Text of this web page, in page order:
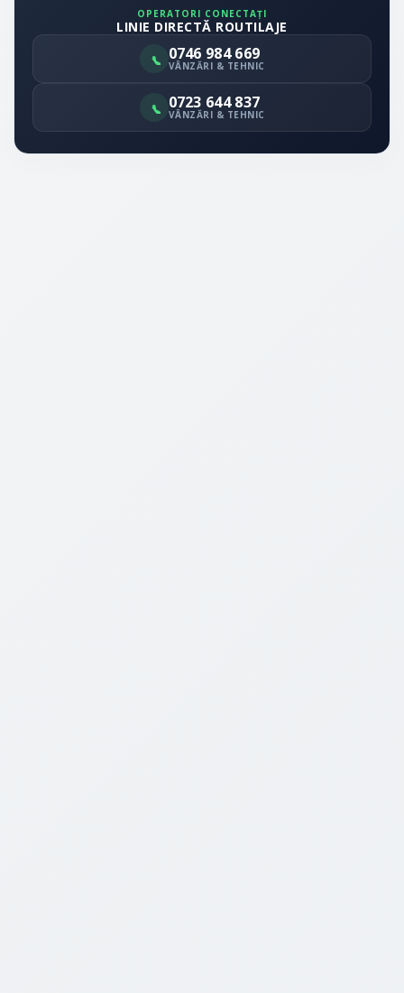
OPERATORI CONECTAȚI
LINIE DIRECTĂ ROUTILAJE
0746 984 669
VÂNZĂRI & TEHNIC
0723 644 837
VÂNZĂRI & TEHNIC